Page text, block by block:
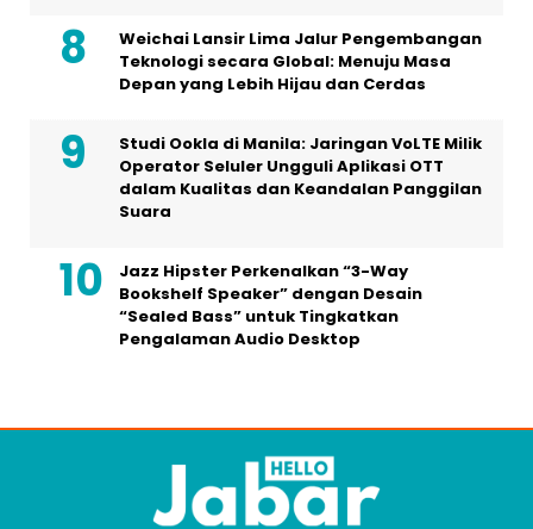
Weichai Lansir Lima Jalur Pengembangan
Teknologi secara Global: Menuju Masa
Depan yang Lebih Hijau dan Cerdas
Studi Ookla di Manila: Jaringan VoLTE Milik
Operator Seluler Ungguli Aplikasi OTT
dalam Kualitas dan Keandalan Panggilan
Suara
Jazz Hipster Perkenalkan “3-Way
Bookshelf Speaker” dengan Desain
“Sealed Bass” untuk Tingkatkan
Pengalaman Audio Desktop